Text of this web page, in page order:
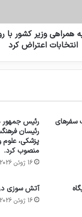
همراهی وزیر کشور با
انتخابات اعتراض کرد
سفرهای
رئیس جمهور
رئیسان
پزشکی، علوم
منصوب کرد.
16 ژوئن 2026
آتش سوزی در
16 ژوئن 2026